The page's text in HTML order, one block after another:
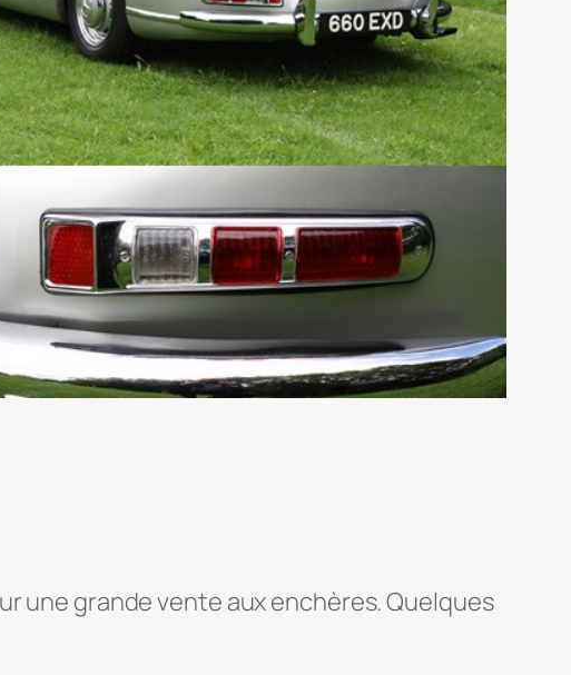
une grande vente aux enchères. Quelques